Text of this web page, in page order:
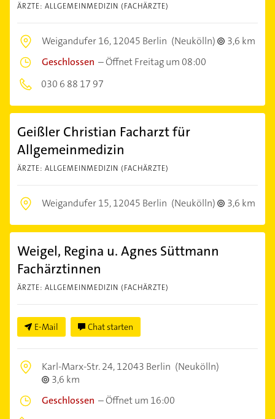
ÄRZTE: ALLGEMEINMEDIZIN (FACHÄRZTE)
Weigandufer 16,12045 Berlin (Neukölln)
3,6 km
Geschlossen –Öffnet Freitag um 08:00
030 6 88 17 97
Geißler Christian Facharzt für
Allgemeinmedizin
ÄRZTE: ALLGEMEINMEDIZIN (FACHÄRZTE)
Weigandufer 15,12045 Berlin (Neukölln) 3,6 km
Weigel, Regina u. Agnes Süttmann
Fachärztinnen
ÄRZTE: ALLGEMEINMEDIZIN (FACHÄRZTE)
E-Mail Chat starten
Karl-Marx-Str. 24,12043 Berlin (Neukölln)
3,6 km
Geschlossen –Öffnet um 16:00